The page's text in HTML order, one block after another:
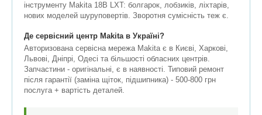
інструменту Makita 18В LXT: болгарок, лобзиків, ліхтарів,
нових моделей шуруповертів. Зворотня сумісність теж є.
Де сервісний центр Makita в Україні?
Авторизована сервісна мережа Makita є в Києві, Харкові,
Львові, Дніпрі, Одесі та більшості обласних центрів.
Запчастини - оригінальні, є в наявності. Типовий ремонт
після гарантії (заміна щіток, підшипника) - 500-800 грн
послуга + вартість деталей.